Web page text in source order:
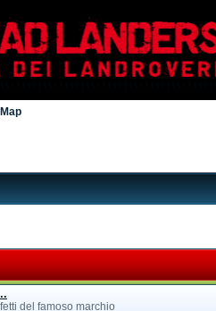
del famoso marchio